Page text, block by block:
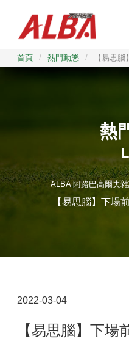
首頁 / 熱門動態 / 【易思
熱
ALBA 阿路巴高爾夫
【易思腦】下場
2022-03-04
【易思腦】下場